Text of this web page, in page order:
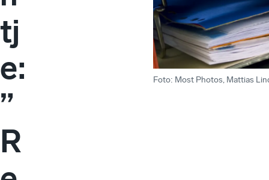
tj
e:
”
R
Foto: Most Photos, Mattias